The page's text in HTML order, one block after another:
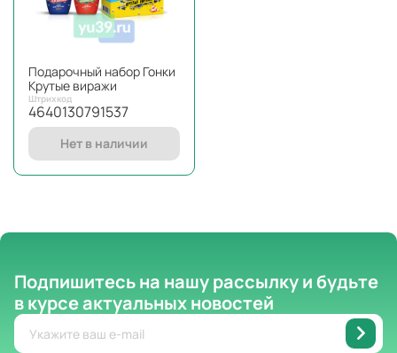
Подарочный набор Гонки
Крутые виражи
Штрихкод
4640130791537
Нет в наличии
Подпишитесь на нашу рассылкуи будьте
в курсе актуальных новостей